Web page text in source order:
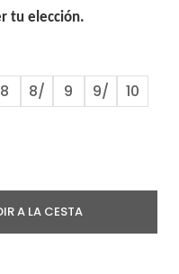
tu elección.
8 8/ 9 9/
10
A LA CESTA